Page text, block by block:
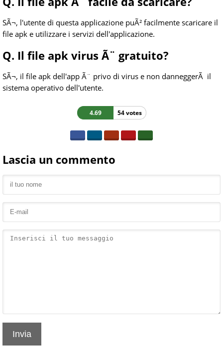
SÃ¬, l'utente di questa applicazione puÃ² facilmente scaricare il
file apk e utilizzare i servizi dell'applicazione.
Q. Il file apk virus Ã¨ gratuito?
SÃ¬, il file apk dell'app Ã¨ privo di virus e non danneggerÃ il
sistema operativo dell'utente.
4.69 54 votes
Lascia un commento
Invia